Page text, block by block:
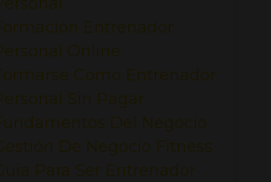
Entrenador
Online
Como Entrenador
Sin Pagar
Del Negocio
De Negocio Fitness
Para Ser Entrenador